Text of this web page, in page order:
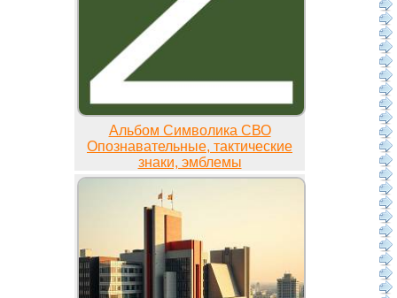
Альбом Символика СВО
Опознавательные, тактические
знаки, эмблемы